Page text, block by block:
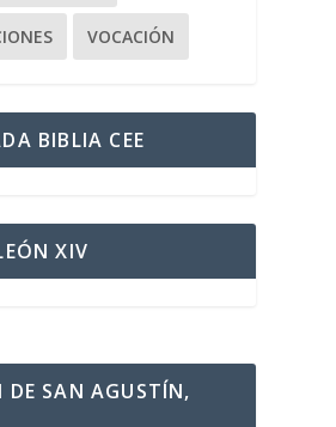
VOCACIÓN
BIBLIA CEE
XIV
DE SAN AGUSTÍN,